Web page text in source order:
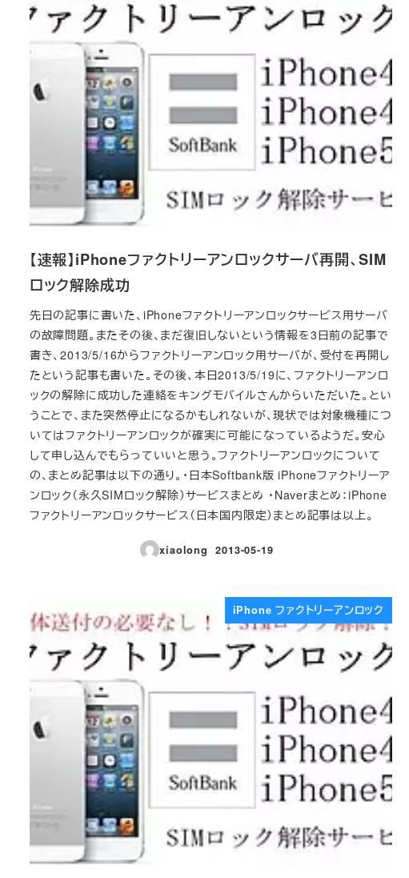
【速報】iPhoneファクトリーアンロックサーバ再開、SIM
ロック解除成功
先日の記事に書いた、iPhoneファクトリーアンロックサービス用サーバ
の故障問題。またその後、まだ復旧しないという情報を3日前の記事で
書き、2013/5/16からファクトリーアンロック用サーバが、受付を再開し
たという記事も書いた。その後、本日2013/5/19に、ファクトリーアンロ
ックの解除に成功した連絡をキングモバイルさんからいただいた。とい
うことで、また突然停止になるかもしれないが、現状では対象機種につ
いてはファクトリーアンロックが確実に可能になっているようだ。安心
して申し込んでもらっていいと思う。ファクトリーアンロックについて
の、まとめ記事は以下の通り。・日本Softbank版 iPhoneファクトリーア
ンロック（永久SIMロック解除）サービスまとめ ・Naverまとめ：iPhone
ファクトリーアンロックサービス（日本国内限定）まとめ記事は以上。
xiaolong
投稿日
2013-05-19
iPhone ファクトリーアンロック